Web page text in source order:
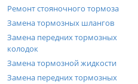
Ремонт стояночного тормоза
Замена тормозных шлангов
Замена передних тормозных
колодок
Замена тормозной жидкости
Замена передних тормозных